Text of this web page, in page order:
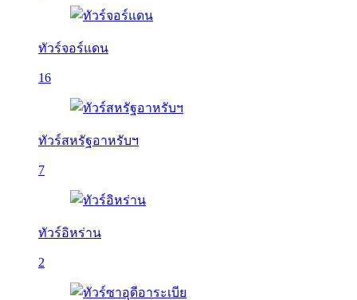
ทัวร์จอร์แดน
16
ทัวร์สหรัฐอาหรับฯ
7
ทัวร์อิหร่าน
2